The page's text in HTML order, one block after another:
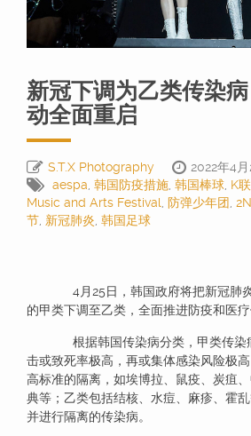
新冠下调为乙类传染
动全面重启
S.T.X Photography 2022年4月
aespa 韩国防疫措施 韩国棒球 K
Music and Arts Festival 防弹少年团
节 新冠肺炎 韩国足球
4月25日，韩国政府将把新冠肺
的甲类下调至乙类，全面推进防疫和医疗
根据韩国传染病分类，甲类传染
击或致死率极高，再或集体感染风险极
高标准的隔离，如埃博拉、鼠疫、炭疽
典等；乙类包括结核、水痘、麻疹、霍
并进行隔离的传染病。